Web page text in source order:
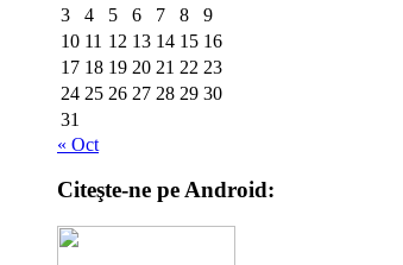
3
4 5 6 7 8
9
10 11 12 13 14 15 16
17 18 19 20 21 22 23
24 25 26 27 28 29 30
31
« Oct
Citeşte-ne pe Android: